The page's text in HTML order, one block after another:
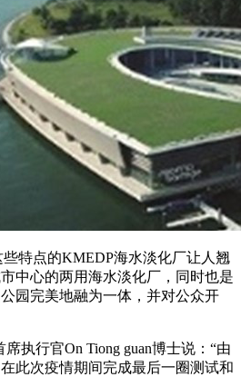
些特点的KMEDP海水淡化厂让人翘
中心的两用海水淡化厂，同时也是
园完美地融为一体，并对公众开
席执行官On Tiong guan博士说：“由
此次疫情期间完成最后一圈测试和